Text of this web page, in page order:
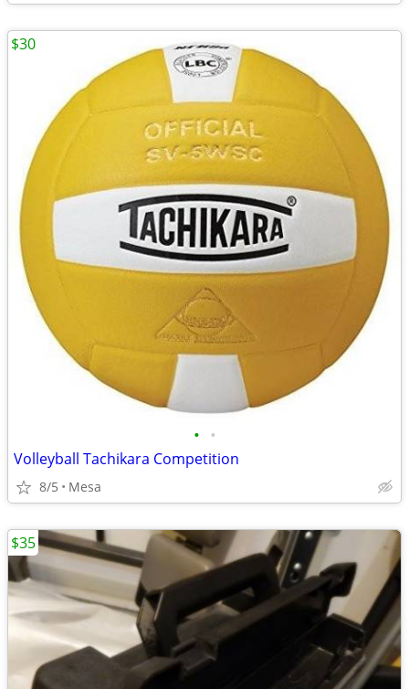
• •
Volleyball Tachikara Competition
8/5 Mesa
$30
$35